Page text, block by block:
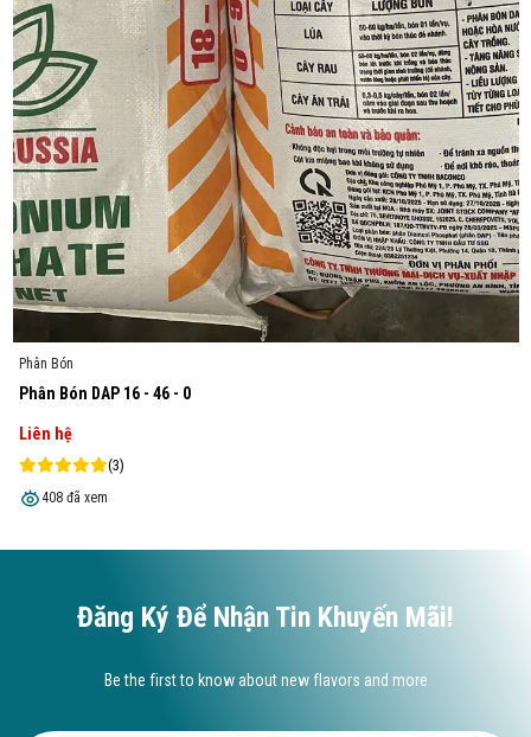
TN
Thịnh Nguyễn
(Đánh giá 2 tháng trước)
Sỉ ở đây mình nghĩ chắc rẻ nhất rồi, còn bao quay đầu cho khách ít
kinh nghiệm nữa
TB
Thanh Bình
(Đánh giá 2 tháng trước)
Dùng lâu dài vẫn thấy tốt, không bị xuống cấp.
Phân Bón
KALI Bột Canada
Liên hệ
403 đã xem
Đăng Ký Để Nhận Tin Khuyến Mãi!
Be the first to know about new flavors and more